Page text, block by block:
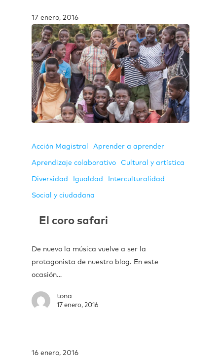
17 enero, 2016
Acción Magistral Aprender a aprender
Aprendizaje colaborativo Cultural y artística
Diversidad Igualdad Interculturalidad
Social y ciudadana
El coro safari
De nuevo la música vuelve a ser la
protagonista de nuestro blog. En este
ocasión…
tona
17 enero, 2016
16 enero, 2016